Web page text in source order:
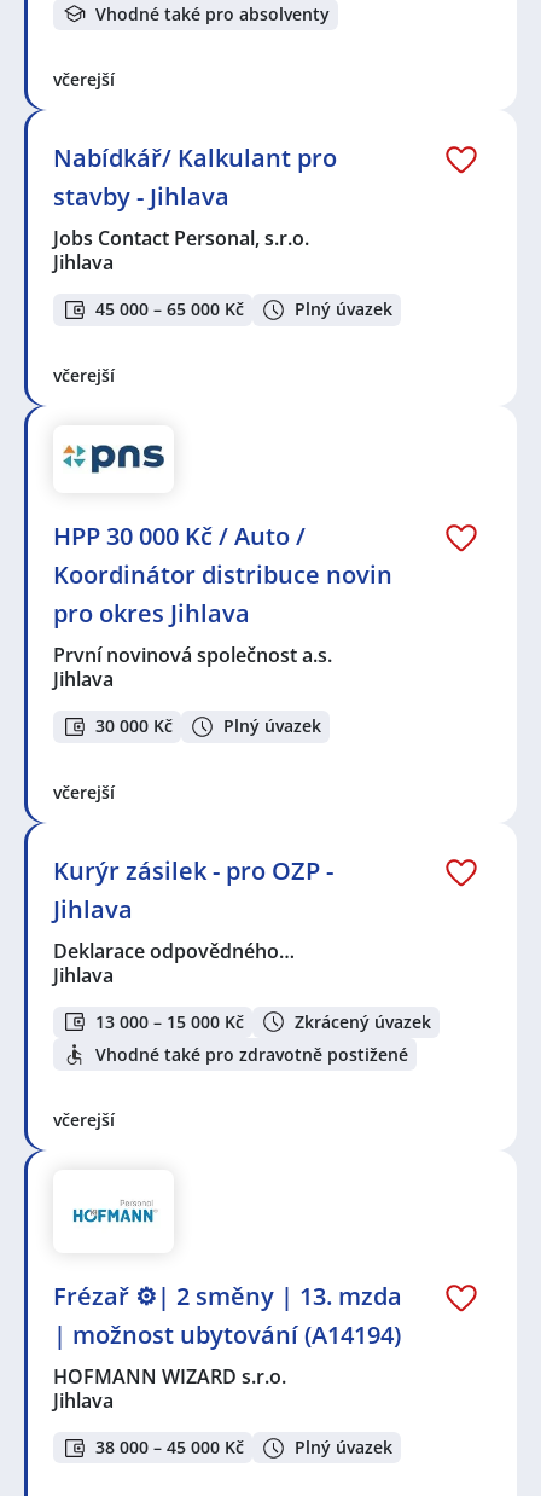
Vhodné také pro absolventy
včerejší
Nabídkář/ Kalkulant pro
stavby - Jihlava
Jobs Contact Personal, s.r.o.
Jihlava
45 000 – 65 000 Kč Plný úvazek
včerejší
HPP 30 000 Kč / Auto /
Koordinátor distribuce novin
pro okres Jihlava
První novinová společnost a.s.
Jihlava
30 000 Kč Plný úvazek
včerejší
Kurýr zásilek - pro OZP -
Jihlava
Deklarace odpovědného…
Jihlava
13 000 – 15 000 Kč
Zkrácený úvazek
Vhodné také pro zdravotně postižené
včerejší
Frézař ⚙️| 2 směny | 13. mzda
| možnost ubytování (A14194)
HOFMANN WIZARD s.r.o.
Jihlava
38 000 – 45 000 Kč Plný úvazek